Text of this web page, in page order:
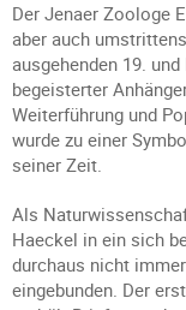
Der Jenaer Zoologe
aber auch
ausgehenden 19.
begeisterter
Weiterführung und
wurde zu einer
seiner Zeit.
Als
Haeckel in ein sich
durchaus nicht
eingebunden. Der